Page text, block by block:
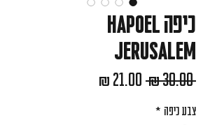
כיפה Hapoel
Jerusalem
‏30.00 ‏₪
מחיר
צבע כיפה *